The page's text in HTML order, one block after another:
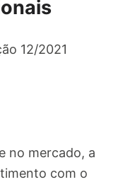
12/2021
no mercado, a
com o